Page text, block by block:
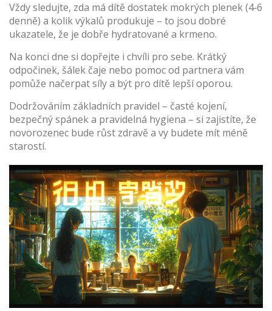
Vždy sledujte, zda má dítě dostatek mokrých plenek (4‑6
denně) a kolik výkalů produkuje – to jsou dobré
ukazatele, že je dobře hydratované a krmeno.
Na konci dne si dopřejte i chvíli pro sebe. Krátký
odpočinek, šálek čaje nebo pomoc od partnera vám
pomůže načerpat síly a být pro dítě lepší oporou.
Dodržováním základních pravidel – časté kojení,
bezpečný spánek a pravidelná hygiena – si zajistíte, že
novorozenec bude růst zdravě a vy budete mít méně
starostí.